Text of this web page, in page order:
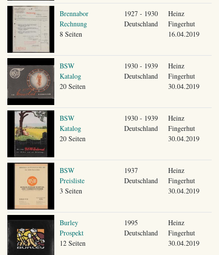
Brennabor
Rechnung
8 Seiten
1927 - 1930
Deutschland
Heinz
Fingerhut
16.04.2019
BSW
Katalog
20 Seiten
1930 - 1939
Deutschland
Heinz
Fingerhut
30.04.2019
BSW
Katalog
20 Seiten
1930 - 1939
Deutschland
Heinz
Fingerhut
30.04.2019
BSW
Preisliste
3 Seiten
1937
Deutschland
Heinz
Fingerhut
30.04.2019
Burley
Prospekt
12 Seiten
1995
Deutschland
Heinz
Fingerhut
30.04.2019